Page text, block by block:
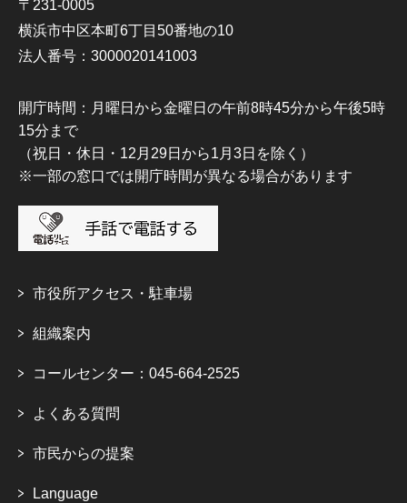
〒231-0005
横浜市中区本町6丁目50番地の10
法人番号：3000020141003
開庁時間：月曜日から金曜日の午前8時45分から午後5時
15分まで
（祝日・休日・12月29日から1月3日を除く）
※一部の窓口では開庁時間が異なる場合があります
市役所アクセス・駐車場
組織案内
コールセンター：045-664-2525
よくある質問
市民からの提案
Language